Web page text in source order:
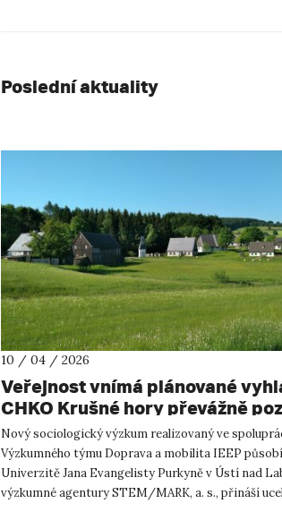
Poslední aktuality
10 / 04 / 2026
Veřejnost vnímá plánované
CHKO Krušné hory převážně
ukazuje nový výzkum
Nový sociologický výzkum realizovaný ve
Výzkumného týmu Doprava a mobilita IEEP
Univerzitě Jana Evangelisty Purkyně v Ústí nad
výzkumné agentury STEM/MARK, a. s., přináší